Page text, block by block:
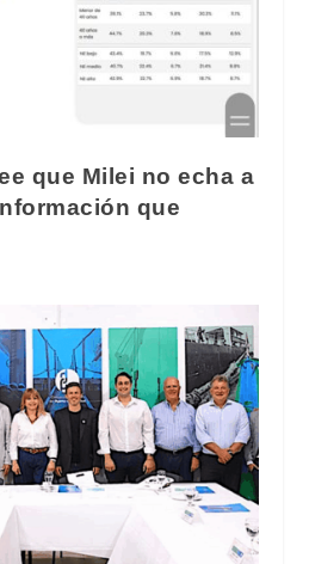
que Milei no echa a
que